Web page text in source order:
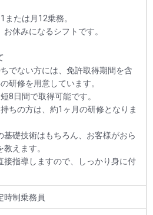
または月12乗務。
休みになるシフトです。
でない方には、免許取得期間を含
研修を用意しています。
8日間で取得可能です。
ちの方は、約1ヶ月の研修となりま
基礎技術はもちろん、お客様がおら
えます。
接指導しますので、しっかり身に付
制乗務員